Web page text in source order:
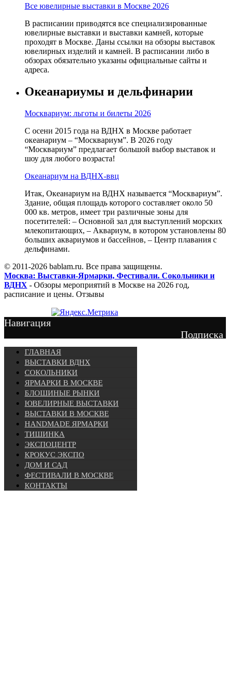
Все ювелирные выставки в Москве 2026
В расписании приводятся все специализированные
ювелирные выставки и выставки камней, которые
проходят в Москве. Даны ссылки на обзоры выставок
ювелирных изделий и камней. В расписании либо в
обзорах обязательно указаны официальные сайты и
адреса.
Океанариумы и дельфинарии
Москвариум: льготы и билеты 2026
С осени 2015 года на ВДНХ в Москве работает
океанариум – “Москвариум”. В 2026 году
“Москвариум” предлагает большой выбор выставок и
шоу для любого возраста!
Океанариум на ВДНХ-ввц
Итак, Океанариум на ВДНХ называется “Москвариум”.
Здание, общая площадь которого составляет около 50
000 кв. метров, имеет три различные зоны для
посетителей: – Основной зал для выступлений морских
млекопитающих, – Аквариум, в котором установлены 80
больших аквариумов и бассейнов, – Центр плавания с
дельфинами.
© 2011-2026 bablam.ru. Все права защищены.
Москва: Выставки-Ярмарки, Фестивали. Сокольники и
ВДНХ - Обзоры мероприятий в Москве на 2026 год,
расписание и цены. Отзывы
Навигация
Подписка
ГЛАВНАЯ
ВЫСТАВКИ ВДНХ
СОКОЛЬНИКИ
ЯРМАРКИ В МОСКВЕ
БЛОШИНЫЕ РЫНКИ
ЮВЕЛИРНЫЕ ВЫСТАВКИ
ВЫСТАВКИ В МОСКВЕ
HANDMADE ЯРМАРКИ
ТИШИНКА
ЭКСПОЦЕНТР
КРОКУС ЭКСПО
ДОМ И САД
ФЕСТИВАЛИ В МОСКВЕ
КОНТАКТЫ